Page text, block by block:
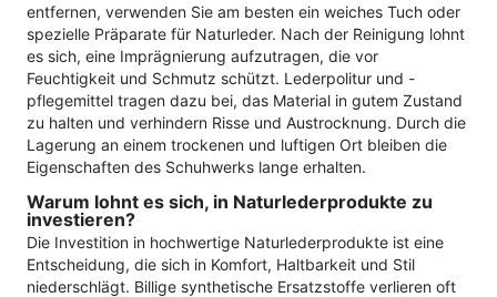
entfernen, verwenden Sie am besten ein weiches Tuch oder
spezielle Präparate für Naturleder. Nach der Reinigung lohnt
es sich, eine Imprägnierung aufzutragen, die vor
Feuchtigkeit und Schmutz schützt. Lederpolitur und -
pflegemittel tragen dazu bei, das Material in gutem Zustand
zu halten und verhindern Risse und Austrocknung. Durch die
Lagerung an einem trockenen und luftigen Ort bleiben die
Eigenschaften des Schuhwerks lange erhalten.
Warum lohnt es sich, in Naturlederprodukte zu
investieren?
Die Investition in hochwertige Naturlederprodukte ist eine
Entscheidung, die sich in Komfort, Haltbarkeit und Stil
niederschlägt. Billige synthetische Ersatzstoffe verlieren oft